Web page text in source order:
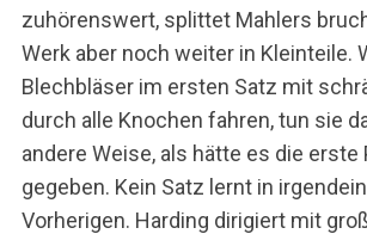
zuhörenswert, splittet Mahlers
Werk aber noch weiter in Kleinteile.
Blechbläser im ersten Satz mit
durch alle Knochen fahren, tun sie
andere Weise, als hätte es die erste
gegeben. Kein Satz lernt in
Vorherigen. Harding dirigiert mit